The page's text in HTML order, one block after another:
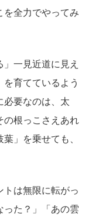
を全力でやってみ
」一見近道に見え
育てているよう
必要なのは、太
の根っこさえあれ
」を乗せても、
トは無限に転がっ
った？」「あの雲